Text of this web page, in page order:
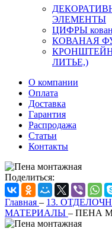
ЭЛЕМЕНТЫ
ЦИФРЫ
КОВАНАЯ
ЛИТЬЕ,)
О компании
Оплата
Доставка
Гарантия
Распродажа
Статьи
Контакты
Поделиться:
Главная – 13.
МАТЕРИАЛЫ – ПЕНА